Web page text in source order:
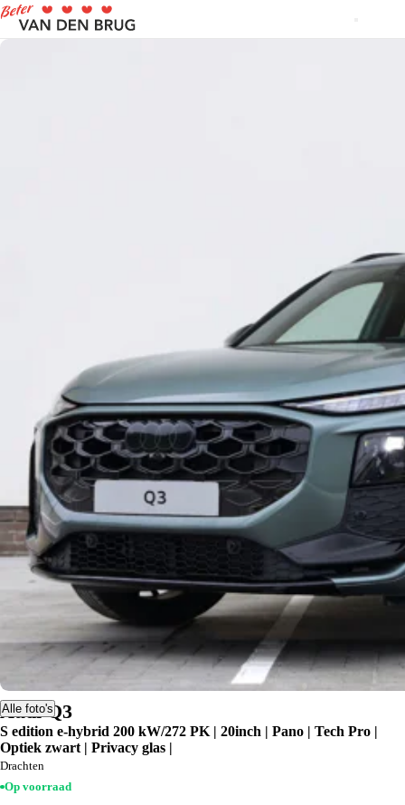
Alle foto's
Audi Q3
S edition e-hybrid 200 kW/272 PK | 20inch | Pano | Tech Pro |
Optiek zwart | Privacy glas |
Drachten
Op voorraad